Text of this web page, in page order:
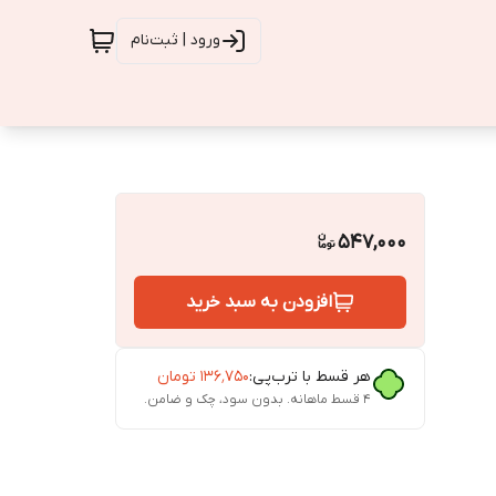
ورود | ثبت‌نام
547,000
افزودن به سبد خرید
هر قسط با ترب‌پی:۱۳۶٬۷۵۰ تومان
۴ قسط ماهانه. بدون سود، چک و ضامن.